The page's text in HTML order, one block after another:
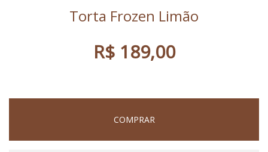
Torta Frozen Limão
R$ 189,00
COMPRAR